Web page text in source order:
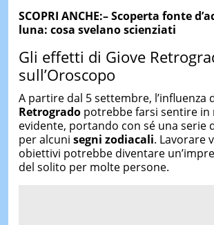
SCOPRI ANCHE:– Scoperta fonte
luna: cosa svelano scienziati
Gli effetti di Giove
sull’Oroscopo
A partire dal 5 settembre, l’influenza
Retrogradopotrebbe farsi sentire in
evidente, portando con sé una serie
per alcuni segni zodiacali. Lavorare
obiettivi potrebbe diventare
del solito per molte persone.